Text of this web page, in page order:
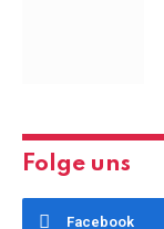
Folge uns
Facebook